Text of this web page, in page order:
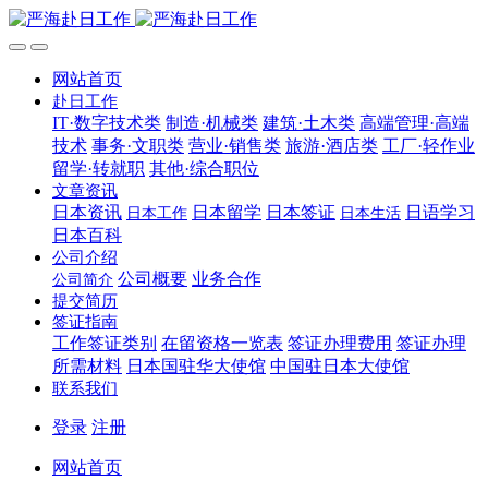
网站首页
赴日工作
IT·数字技术类 制造·机械类 建筑·土木类 高端管理·高端
技术 事务·文职类 营业·销售类 旅游·酒店类 工厂·轻作业
留学·转就职 其他·综合职位
文章资讯
日本资讯 日本工作 日本留学 日本签证 日本生活 日语学习
日本百科
公司介绍
公司简介 公司概要 业务合作
提交简历
签证指南
工作签证类别 在留资格一览表 签证办理费用 签证办理
所需材料 日本国驻华大使馆 中国驻日本大使馆
联系我们
登录 注册
网站首页